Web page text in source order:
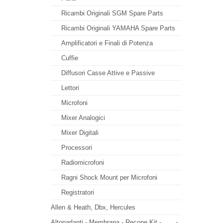
Ricambi Originali SGM Spare Parts
Ricambi Originali YAMAHA Spare Parts
Amplificatori e Finali di Potenza
Cuffie
Diffusori Casse Attive e Passive
Lettori
Microfoni
Mixer Analogici
Mixer Digitali
Processori
Radiomicrofoni
Ragni Shock Mount per Microfoni
Registratori
Allen & Heath, Dbx, Hercules